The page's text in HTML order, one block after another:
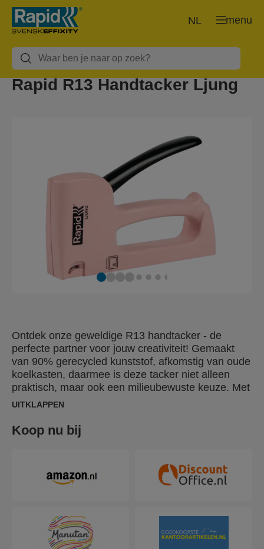
menu
NL
Rapid R13 Handtacker Ljung
Ontdek onze geweldige R13 handtacker - de
perfecte partner voor jouw creativiteit! Gemaakt
van 90% gerecycled kunststof, afkomstig van oude
koelkasten, daarmee is deze tacker niet alleen
praktisch, maar ook een milieubewuste keuze. Met
trots geproduceerd in onze geboorteplaats Hestra,
betrouwbaarheid. Heide, in het Zweeds "ljung", is
diep geworteld in de Zweedse fauna en heeft ons
Deze handtacker is afgestemd op de nieuwste
trends op het gebied van interieurdecoratie en is
afgestemd op jouw wensen. Licht, gemakkelijk te
gebruiken en ideaal voor het stofferen van
meubels, decoratief werk met diverse
UITKLAPPEN
Koop nu bij